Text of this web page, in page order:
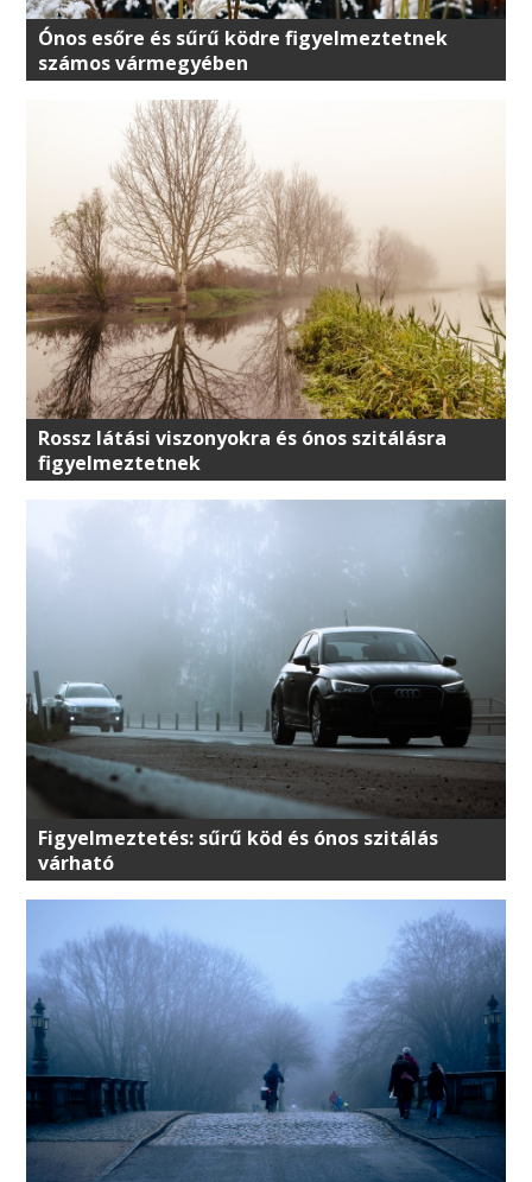
Ónos esőre és sűrű ködre figyelmeztetnek
számos vármegyében
Rossz látási viszonyokra és ónos szitálásra
figyelmeztetnek
Figyelmeztetés: sűrű köd és ónos szitálás
várható